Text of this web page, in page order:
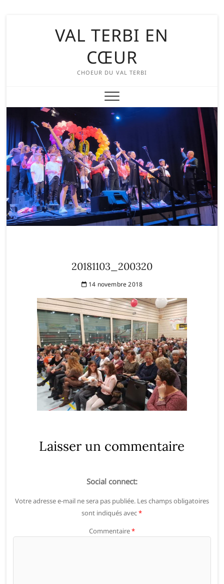
VAL TERBI EN
CŒUR
CHOEUR DU VAL TERBI
20181103_200320
14 novembre 2018
Laisser un commentaire
Social connect:
Votre adresse e-mail ne sera pas publiée. Les champs obligatoires
sont indiqués avec*
Commentaire*